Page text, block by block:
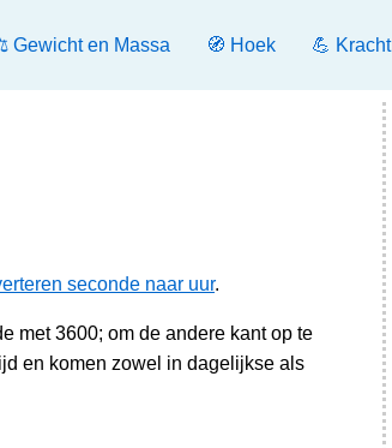
Gewicht en Massa 🧭 Hoek 💪 Kracht
seconde naar uur.
met 3600; om de andere kant op te
en komen zowel in dagelijkse als